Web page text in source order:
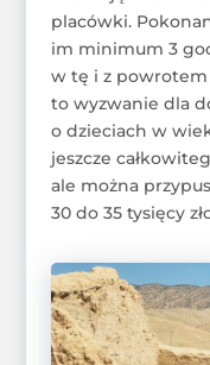
placówki.
im minimum 3
w tę i z powrotem
to wyzwanie dla
o dzieciach w
jeszcze
ale można
30 do 35 tysięcy